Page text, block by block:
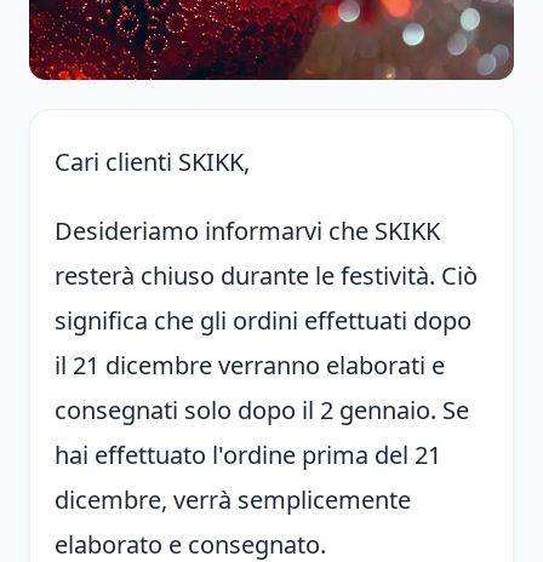
Cari clienti SKIKK,
Desideriamo informarvi che SKIKK
resterà chiuso durante le festività. Ciò
significa che gli ordini effettuati dopo
il 21 dicembre verranno elaborati e
consegnati solo dopo il 2 gennaio. Se
hai effettuato l'ordine prima del 21
dicembre, verrà semplicemente
elaborato e consegnato.